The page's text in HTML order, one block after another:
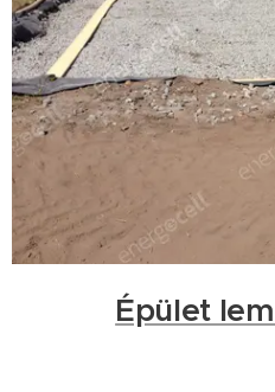
Épület